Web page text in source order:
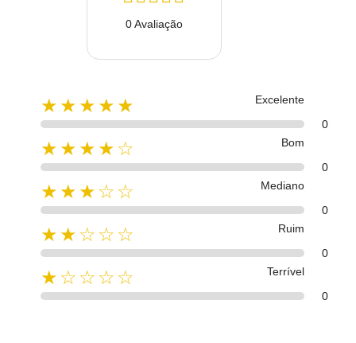
0 Avaliação
★★★★★
Excelente
0
★★★★☆
Bom
0
★★★☆☆
Mediano
0
★★☆☆☆
Ruim
0
★☆☆☆☆
Terrível
0